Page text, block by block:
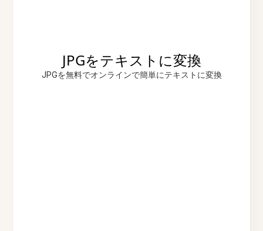
JPGをテキストに変換
JPGを無料でオンラインで簡単にテキストに変換